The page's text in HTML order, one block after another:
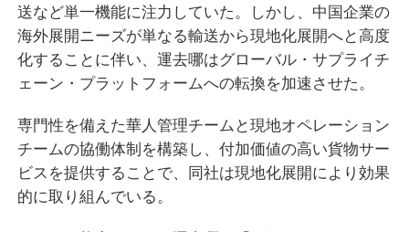
送など単一機能に注力していた。しかし、中国企業の
海外展開ニーズが単なる輸送から現地化展開へと高度
化することに伴い、運去哪はグローバル・サプライチ
ェーン・プラットフォームへの転換を加速させた。
専門性を備えた華人管理チームと現地オペレーション
チームの協働体制を構築し、付加価値の高い貨物サー
ビスを提供することで、同社は現地化展開により効果
的に取り組んでいる。